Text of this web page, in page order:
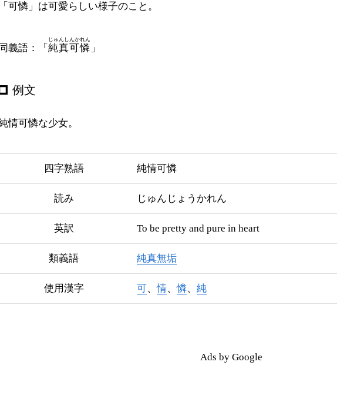
「可憐」は可愛らしい様子のこと。
同義語：「 純真可憐
じゅんしんかれん
」
例文
情可憐な少女。
四字熟語 純情可憐
読み じゅんじょうかれん
英訳 To be pretty and pure in heart
類義語 純真無垢
使用漢字 可、情、憐、 純
Ads by Google